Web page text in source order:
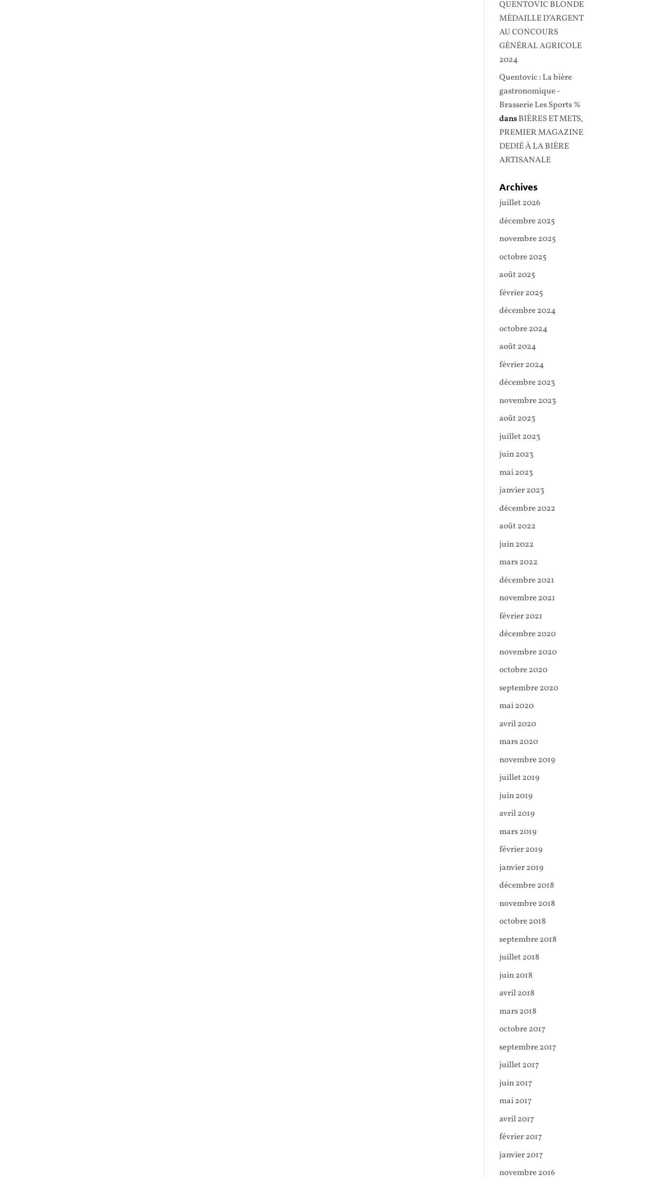
QUENTOVIC BLONDE
MÉDAILLE D’ARGENT
AU CONCOURS
GÉNÉRAL AGRICOLE
2024
Quentovic : La bière
gastronomique -
Brasserie Les Sports %
dansBIÈRES ET METS,
PREMIER MAGAZINE
DEDIÉ À LA BIÈRE
ARTISANALE
Archives
juillet 2026
décembre 2025
novembre 2025
octobre 2025
août 2025
février 2025
décembre 2024
octobre 2024
août 2024
février 2024
décembre 2023
novembre 2023
août 2023
juillet 2023
juin 2023
mai 2023
janvier 2023
décembre 2022
août 2022
juin 2022
mars 2022
décembre 2021
novembre 2021
février 2021
décembre 2020
novembre 2020
octobre 2020
septembre 2020
mai 2020
avril 2020
mars 2020
novembre 2019
juillet 2019
juin 2019
avril 2019
mars 2019
février 2019
janvier 2019
décembre 2018
novembre 2018
octobre 2018
septembre 2018
juillet 2018
juin 2018
avril 2018
mars 2018
octobre 2017
septembre 2017
juillet 2017
juin 2017
mai 2017
avril 2017
février 2017
janvier 2017
novembre 2016